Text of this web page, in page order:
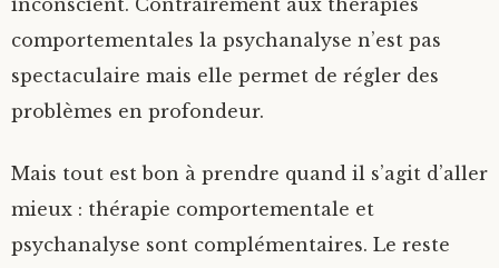
inconscient. Contrairement aux thérapies
comportementales la psychanalyse n’est pas
spectaculaire mais elle permet de régler des
problèmes en profondeur.
Mais tout est bon à prendre quand il s’agit d’aller
mieux : thérapie comportementale et
psychanalyse sont complémentaires. Le reste